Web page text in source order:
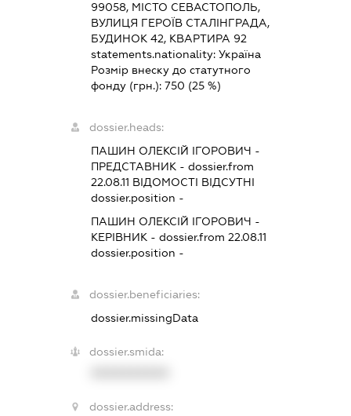
99058, МІСТО СЕВАСТОПОЛЬ,
ВУЛИЦЯ ГЕРОЇВ СТАЛІНГРАДА,
БУДИНОК 42, КВАРТИРА 92
statements.nationality:Україна
Розмір внеску до статутного
фонду (грн.):750 (25 %)
dossier.heads:
ПАШИН ОЛЕКСІЙ ІГОРОВИЧ -
ПРЕДСТАВНИК - dossier.from
22.08.11 ВІДОМОСТІ ВІДСУТНІ
dossier.position -
ПАШИН ОЛЕКСІЙ ІГОРОВИЧ -
КЕРІВНИК - dossier.from 22.08.11
dossier.position -
dossier.beneficiaries:
dossier.missingData
dossier.smida:
dossier.address: